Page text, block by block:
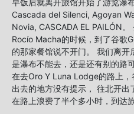
早饭后就离开旅馆开始了游览瀑
Cascada del Silenci, Agoyan
Novia, CASCADA EL PAILÓN
Rocío Macha的时候，到了谷歌
的那家餐馆说不开门。 我们离
是瀑布不能去，还是还有别的路
在去Oro Y Luna Lodge的路上
出去的地方没有提示， 往北开
在路上浪费了半个多小时，到达